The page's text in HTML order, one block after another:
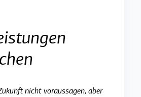
nicht voraussagen, aber